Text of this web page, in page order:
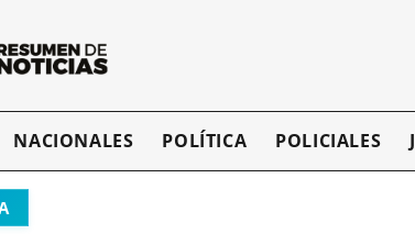
NACIONALES POLÍTICA POLICIALES